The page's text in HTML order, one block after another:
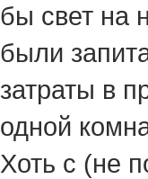
бы свет на
были
затраты в
одной
Хоть с (не